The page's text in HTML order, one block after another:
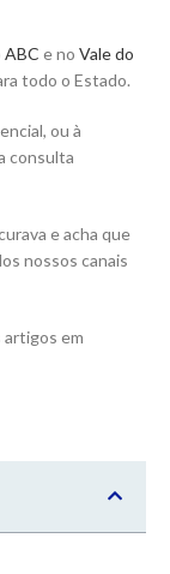
ABC e no Vale do
todo o Estado.
ou à
consulta
e acha que
nossos canais
em